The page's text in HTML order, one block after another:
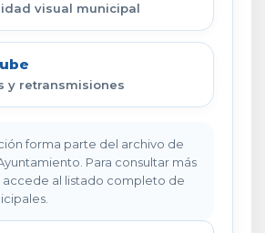
visual municipal
y retransmisiones
forma parte del archivo de
Para consultar más
accede al listado completo de